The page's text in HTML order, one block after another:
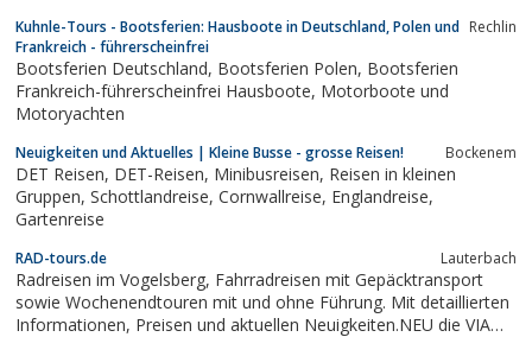
dem Reisebus nach Amsterdam, nach Paris, nach Prag, nach
Mailand.Außerdem...
Kuhnle-Tours - Bootsferien: Hausboote in Deutschland, Polen und
Frankreich - führerscheinfrei
Rechlin
Bootsferien Deutschland, Bootsferien Polen, Bootsferien
Frankreich-führerscheinfrei Hausboote, Motorboote und
Motoryachten
Neuigkeiten und Aktuelles | Kleine Busse - grosse Reisen! Bockenem
DET Reisen, DET-Reisen, Minibusreisen, Reisen in kleinen
Gruppen, Schottlandreise, Cornwallreise, Englandreise,
Gartenreise
RAD-tours.de Lauterbach
Radreisen im Vogelsberg, Fahrradreisen mit Gepäcktransport
sowie Wochenendtouren mit und ohne Führung. Mit detaillierten
Informationen, Preisen und aktuellen Neuigkeiten.NEU die VIA